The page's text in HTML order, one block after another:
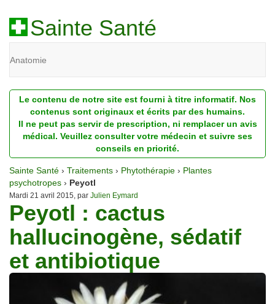
Sainte Santé
Anatomie
Diagnostic
Dossiers
Homéopathie
Nutrition
Pathologie
Psychologie
Recherches
Le contenu de notre site est fourni à titre informatif. Nos
contenus sont originaux et écrits par des humains.
Il ne peut pas servir de prescription, ni remplacer un avis
médical. Veuillez consulter votre médecin et suivre ses
conseils en priorité.
Sainte Santé › Traitements › Phytothérapie › Plantes
psychotropes › Peyotl
Mardi 21 avril 2015, par Julien Eymard
Peyotl : cactus
hallucinogène, sédatif
et antibiotique